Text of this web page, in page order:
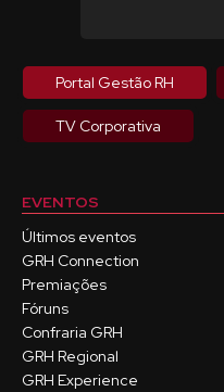
Portal Gestão RH
TV Corporativa
EVENTOS
Últimos eventos
GRH Connection
Premiações
Fóruns
Confraria GRH
GRH Regional
GRH Experience